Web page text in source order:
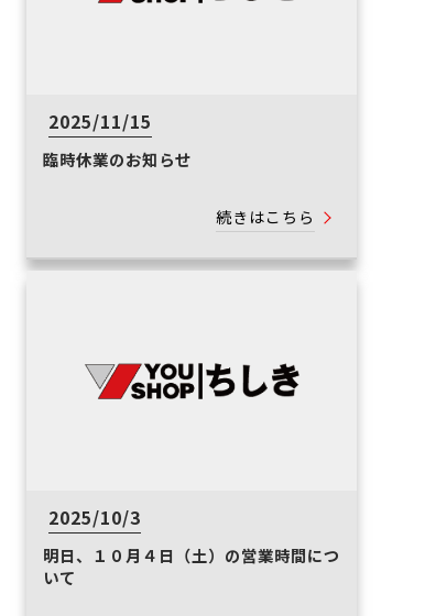
2025/11/15
臨時休業のお知らせ
続きはこちら
2025/10/3
明日、１０月４日（土）の営業時間につ
いて